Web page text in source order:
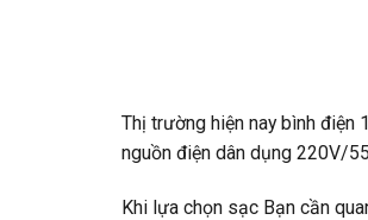
Thị trường hiện nay bình điện
nguồn điện dân dụng 220V/
Khi lựa chọn sạc Bạn cần